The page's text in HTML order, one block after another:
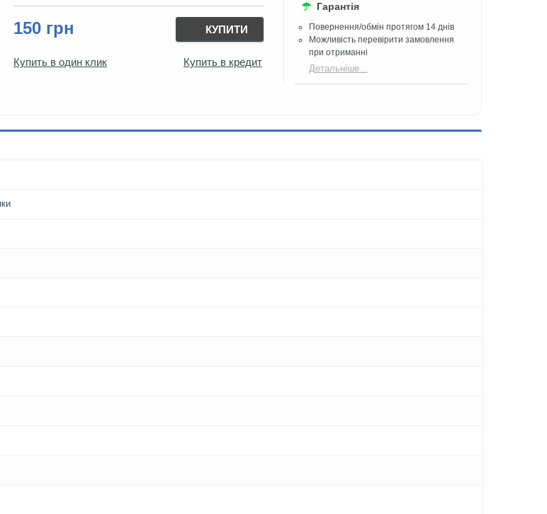
150 грн КУПИТИ
Купить в один клик Купить в кредит
Гарантія
Повернення/обмін протягом 14 днів
Можливість перевірити замовлення
при отриманні
Детальніше...